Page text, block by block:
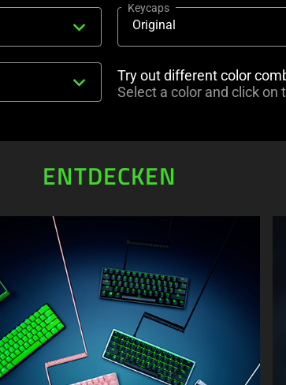
expand_more
Keycaps
Original
expand_more
Try out different color
Select a color and click on
ENTDECKEN